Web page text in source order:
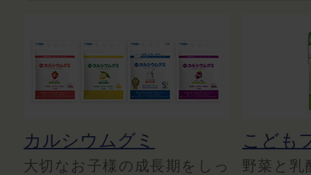
カルシウムグミ
大切なお子様の成長期をしっ
こども
野菜と乳